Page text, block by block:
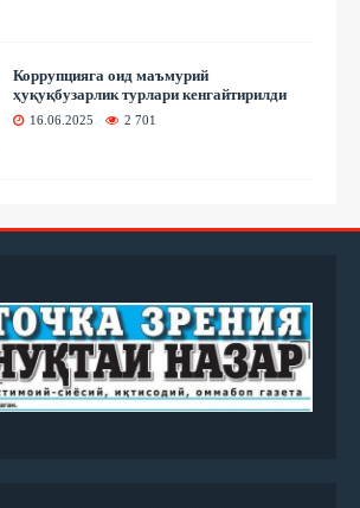
Коррупцияга оид маъмурий
ҳуқуқбузарлик турлари кенгайтирилди
16.06.2025 2 701